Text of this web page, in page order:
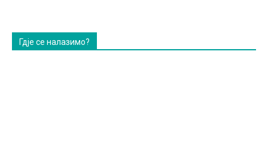
Гдје се налазимо?